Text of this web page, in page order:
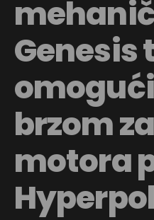
Genesis
brzom
motora